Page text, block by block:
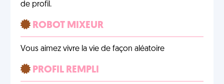
de profil.
ROBOT MIXEUR
Vous aimez vivre la vie de façon aléatoire
PROFIL REMPLI